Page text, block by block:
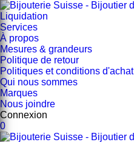
Liquidation
Services
À propos
Mesures & grandeurs
Politique de retour
Politiques et conditions d'achat
Qui nous sommes
Marques
Nous joindre
Connexion
0